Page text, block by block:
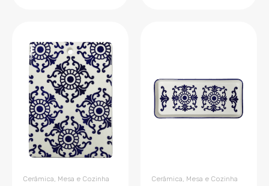
Cerâmica, Mesa e Cozinha Cerâmica, Mesa e Cozinha